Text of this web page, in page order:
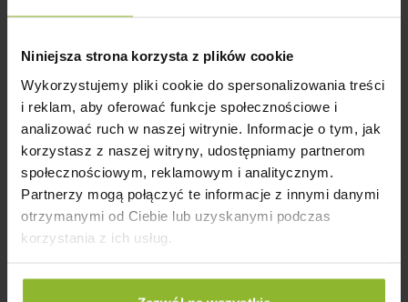
Niniejsza strona korzysta z plików cookie
Wykorzystujemy pliki cookie do spersonalizowania treści
i reklam, aby oferować funkcje społecznościowe i
analizować ruch w naszej witrynie. Informacje o tym, jak
korzystasz z naszej witryny, udostępniamy partnerom
społecznościowym, reklamowym i analitycznym.
Partnerzy mogą połączyć te informacje z innymi danymi
otrzymanymi od Ciebie lub uzyskanymi podczas
korzystania z ich usług.
bryle.
przechowywanie drewna.